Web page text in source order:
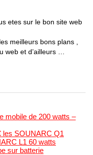
etes sur le bon site web
meilleurs bons plans ,
web et d’ailleurs …
mobile de 200 watts –
les SOUNARC Q1
L1 60 watts
sur batterie